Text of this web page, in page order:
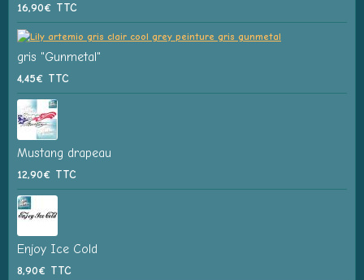
16,90€ TTC
gris "Gunmetal"
4,45€ TTC
Mustang drapeau
12,90€ TTC
Enjoy Ice Cold
8,90€ TTC